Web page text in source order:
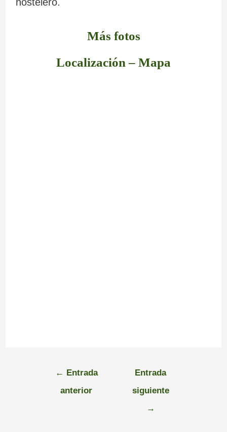
Más fotos
Localización – Mapa
← Entrada
anterior
Entrada
siguiente
→